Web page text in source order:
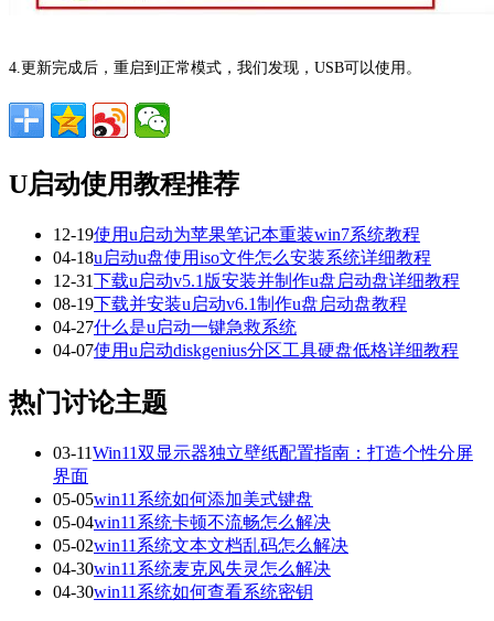
4.更新完成后，重启到正常模式，我们发现，USB可以使用。
U启动使用教程推荐
12-19使用u启动为苹果笔记本重装win7系统教程
04-18u启动u盘使用iso文件怎么安装系统详细教程
12-31下载u启动v5.1版安装并制作u盘启动盘详细教程
08-19下载并安装u启动v6.1制作u盘启动盘教程
04-27什么是u启动一键急救系统
04-07使用u启动diskgenius分区工具硬盘低格详细教程
热门讨论主题
03-11Win11双显示器独立壁纸配置指南：打造个性分屏
界面
05-05win11系统如何添加美式键盘
05-04win11系统卡顿不流畅怎么解决
05-02win11系统文本文档乱码怎么解决
04-30win11系统麦克风失灵怎么解决
04-30win11系统如何查看系统密钥